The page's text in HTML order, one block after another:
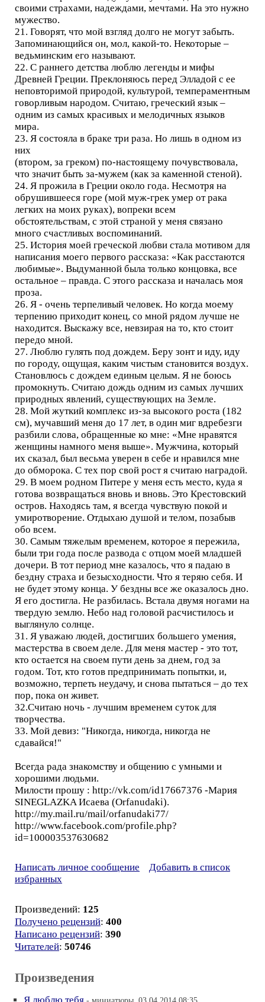
своими страхами, надеждами, мечтами. На это нужно
мужество.
21. Говорят, что мой взгляд долго не могут забыть.
Запоминающийся он, мол, какой-то. Некоторые –
ведьминским его называют.
22. С раннего детства люблю легенды и мифы
Древней Греции. Преклоняюсь перед Элладой с ее
неповторимой природой, культурой, темпераментным
говорливым народом. Считаю, греческий язык –
одним из самых красивых и мелодичных языков
мира.
23. Я состояла в браке три раза. Но лишь в одном из
них
(втором, за греком) по-настоящему почувствовала,
что значит быть за-мужем (как за каменной стеной).
24. Я прожила в Греции около года. Несмотря на
обрушившееся горе (мой муж-грек умер от рака
легких на моих руках), вопреки всем
обстоятельствам, с этой страной у меня связано
много счастливых воспоминаний.
25. История моей греческой любви стала мотивом для
написания моего первого рассказа: «Как расстаются
любимые». Выдуманной была только концовка, все
остальное – правда. С этого рассказа и началась моя
проза.
26. Я - очень терпеливый человек. Но когда моему
терпению приходит конец, со мной рядом лучше не
находится. Выскажу все, невзирая на то, кто стоит
передо мной.
27. Люблю гулять под дождем. Беру зонт и иду, иду
по городу, ощущая, каким чистым становится воздух.
Становлюсь с дождем единым целым. Я не боюсь
промокнуть. Считаю дождь одним из самых лучших
природных явлений, существующих на Земле.
28. Мой жуткий комплекс из-за высокого роста (182
см), мучавший меня до 17 лет, в один миг вдребезги
разбили слова, обращенные ко мне: «Мне нравятся
женщины намного меня выше». Мужчина, который
их сказал, был весьма уверен в себе и нравился мне
до обморока. С тех пор свой рост я считаю наградой.
29. В моем родном Питере у меня есть место, куда я
готова возвращаться вновь и вновь. Это Крестовский
остров. Находясь там, я всегда чувствую покой и
умиротворение. Отдыхаю душой и телом, позабыв
обо всем.
30. Самым тяжелым временем, которое я пережила,
были три года после развода с отцом моей младшей
дочери. В тот период мне казалось, что я падаю в
бездну страха и безысходности. Что я теряю себя. И
не будет этому конца. У бездны все же оказалось дно.
Я его достигла. Не разбилась. Встала двумя ногами на
твердую землю. Небо над головой расчистилось и
выглянуло солнце.
31. Я уважаю людей, достигших большего умения,
мастерства в своем деле. Для меня мастер - это тот,
кто остается на своем пути день за днем, год за
годом. Тот, кто готов предпринимать попытки, и,
возможно, терпеть неудачу, и снова пытаться – до тех
пор, пока он живет.
32.Считаю ночь - лучшим временем суток для
творчества.
33. Мой девиз: "Никогда, никогда, никогда не
сдавайся!"
Всегда рада знакомству и общению с умными и
хорошими людьми.
Милости прошу : http://vk.com/id17667376 -Мария
SINEGLAZKA Исаева (Orfanudaki).
http://my.mail.ru/mail/orfanudaki77/
http://www.facebook.com/profile.php?
id=100003537630682
Написать личное сообщение
Добавить в список
избранных
Произведений: 125
Получено рецензий: 400
Написано рецензий: 390
Читателей: 50746
Произведения